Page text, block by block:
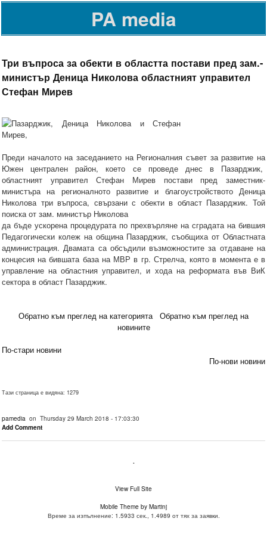
PA media
Три въпроса за обекти в областта постави пред зам.-
министър Деница Николова областният управител
Стефан Мирев
Преди началото на заседанието на Регионалния съвет за развитие на
Южен централен район, което се проведе днес в Пазарджик,
областният управител Стефан Мирев постави пред заместник-
министъра на регионалното развитие и благоустройството Деница
Николова три въпроса, свързани с обекти в област Пазарджик. Той
поиска от зам. министър Николова
да бъде ускорена процедурата по прехвърляне на сградата на бившия
Педагогически колеж на община Пазарджик, съобщиха от Областната
администрация. Двамата са обсъдили възможностите за отдаване на
концесия на бившата база на МВР в гр. Стрелча, която в момента е в
управление на областния управител, и хода на реформата във ВиК
сектора в област Пазарджик.
Обратно към преглед на категорията
Обратно към преглед на
новините
По-стари новини
По-нови новини
Тази страница е видяна: 1279
pamedia on Thursday 29 March 2018 - 17:03:30
Add Comment
.
View Full Site
Mobile Theme by Martinj
Време за изпълнение: 1.5933 сек., 1.4989 от тях за заявки.